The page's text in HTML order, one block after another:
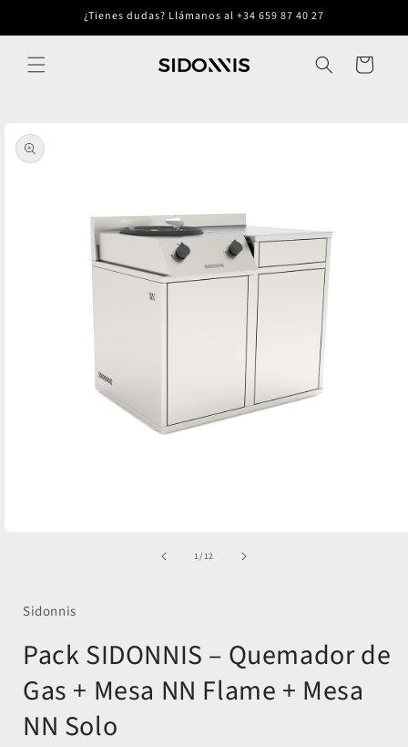
directamente
al contenido
¿Tienes dudas? Llámanos al +34 659 87 40 27
Carrito
a la
información
ventana
1/de
12
Sidonnis
Pack SIDONNIS – Quemador de
Gas + Mesa NN Flame + Mesa
NN Solo